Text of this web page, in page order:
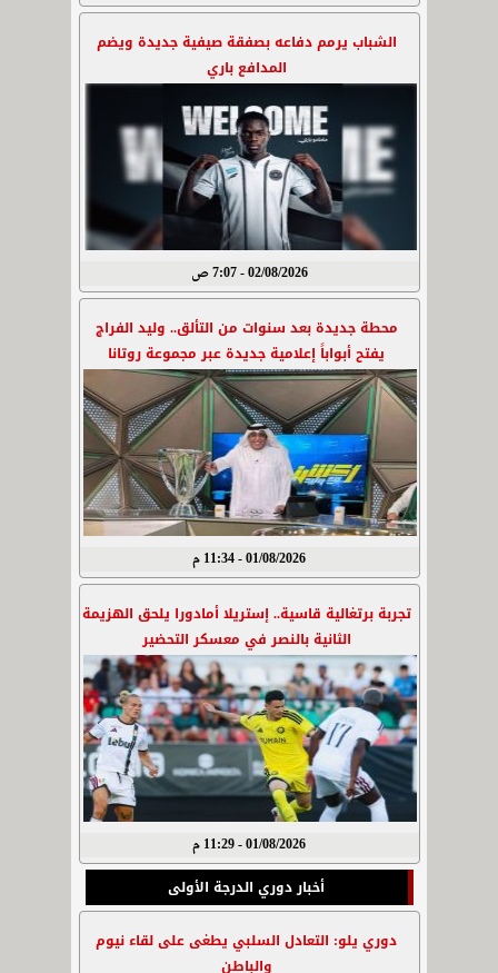
الشباب يرمم دفاعه بصفقة صيفية جديدة ويضم
المدافع باري
02/08/2026 - 7:07 ص
محطة جديدة بعد سنوات من التألق.. وليد الفراج
يفتح أبواباً إعلامية جديدة عبر مجموعة روتانا
01/08/2026 - 11:34 م
تجربة برتغالية قاسية.. إستريلا أمادورا يلحق الهزيمة
الثانية بالنصر في معسكر التحضير
01/08/2026 - 11:29 م
أخبار دوري الدرجة الأولى
دوري يلو: التعادل السلبي يطغى على لقاء نيوم
والباطن